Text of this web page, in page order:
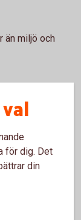
än miljö och
livslängd,
och
för dig. Det
din